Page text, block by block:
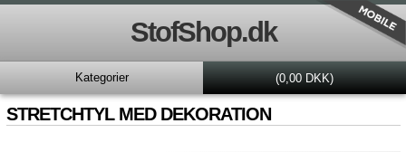
StofShop.dk
Kategorier (0,00 DKK)
STRETCHTYL MED DEKORATION